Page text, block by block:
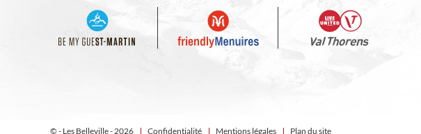
© - Les Belleville - 2026 Confidentialité Mentions légales Plan du site